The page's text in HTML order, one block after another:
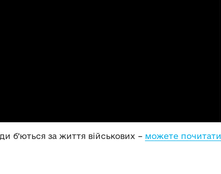
б’ються за життя військових – можете почитати